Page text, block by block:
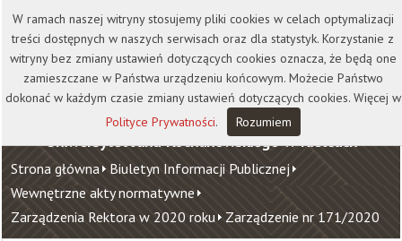
Kontakt Biblioteka
Wydawnictwo
Wirtualna Uczelnia
Uniwersytet Jana Kochanowskiego w Kielcach
Strona główna Biuletyn Informacji Publicznej
Wewnętrzne akty normatywne
Zarządzenia Rektora w 2020 roku Zarządzenie nr 171/2020
W ramach naszej witryny stosujemy pliki cookies w celach optymalizacji
treści dostępnych w naszych serwisach oraz dla statystyk. Korzystanie z
witryny bez zmiany ustawień dotyczących cookies oznacza, że będą one
zamieszczane w Państwa urządzeniu końcowym. Możecie Państwo
dokonać w każdym czasie zmiany ustawień dotyczących cookies. Więcej w
Polityce Prywatności. Rozumiem